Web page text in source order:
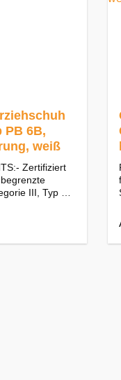
PB 6B,
weiß
Zertifiziert
III, Typ PB
für
Halt &